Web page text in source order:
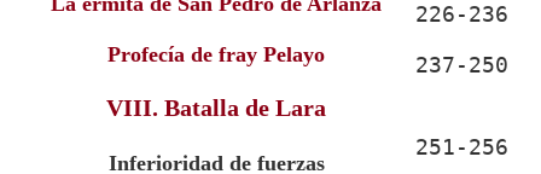
226-236
Profecía de fray Pelayo 237-250
VIII. Batalla de Lara
Inferioridad de fuerzas
251-256